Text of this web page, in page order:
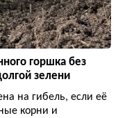
горшка без
зелени
на гибель, если её
корни и